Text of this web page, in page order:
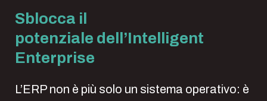
Sblocca il
potenziale dell’Intelligent
Enterprise
L’ERP non è più solo un sistema operativo: è